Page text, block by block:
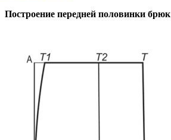
Построение передней половинки брюк